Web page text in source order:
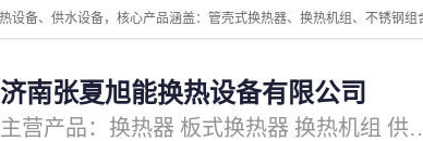
济南张夏旭能换热设备有限公司
主营产品：换热器 板式换热